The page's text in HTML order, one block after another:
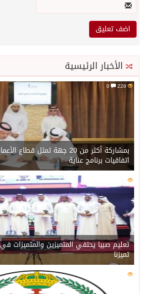
الأخبار الرئيسية
228
بمشاركة أكثر من 20 جهة تمثل
اتفاقيات برنامج عناية
202
تعليم صبيا يحتفي المتميزين والمتميزات
تميزنا
201